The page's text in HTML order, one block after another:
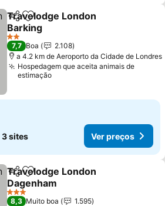
PartilharAdicionar aos favoritos
Travelodge London
Barking
Ver preços
2 Estrelas
7,7 Boa
2.108
a 4.2 km de Aeroporto da Cidade de Londres
Hospedagem que aceita animais de
estimação
3 sites Ver preços
PartilharAdicionar aos favoritos
Travelodge London
Dagenham
Ver preços
3 Estrelas
8,3 Muito boa
1.595